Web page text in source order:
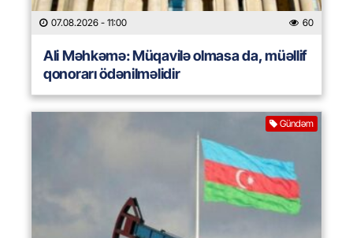
07.08.2026 - 11:00 60
Ali Məhkəmə: Müqavilə olmasa da, müəllif
qonorarı ödənilməlidir
Gündəm